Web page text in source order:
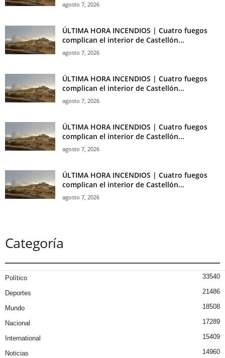
agosto 7, 2026
ÚLTIMA HORA INCENDIOS | Cuatro fuegos
complican el interior de Castellón...
agosto 7, 2026
ÚLTIMA HORA INCENDIOS | Cuatro fuegos
complican el interior de Castellón...
agosto 7, 2026
ÚLTIMA HORA INCENDIOS | Cuatro fuegos
complican el interior de Castellón...
agosto 7, 2026
ÚLTIMA HORA INCENDIOS | Cuatro fuegos
complican el interior de Castellón...
agosto 7, 2026
Categoría
Político 33540
Deportes 21486
Mundo 18508
Nacional 17289
International 15409
Noticias 14960